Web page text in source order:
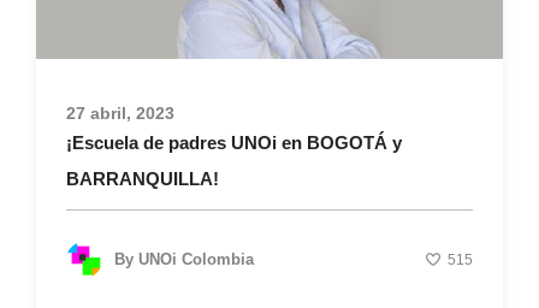
27 abril, 2023
¡Escuela de padres UNOi en BOGOTÁ y
BARRANQUILLA!
By UNOi Colombia 515